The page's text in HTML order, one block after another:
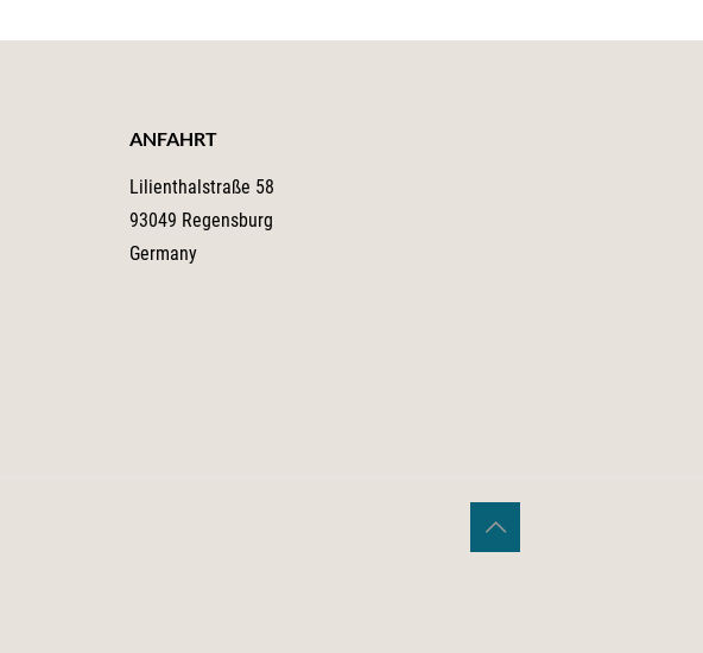
ANFAHRT
Lilienthalstraße 58
93049 Regensburg
Germany